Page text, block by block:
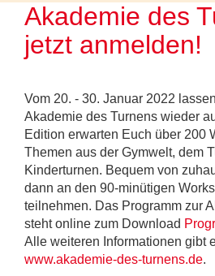
Akademie des
jetzt anmelden!
Vom 20. - 30. Januar 2022
Akademie des Turnens wieder
Edition erwarten Euch über 200
Themen aus der Gymwelt, dem
Kinderturnen. Bequem von
dann an den 90-minütigen
teilnehmen. Das Programm zur
steht online zum Download
Alle weiteren Informationen gibt
www.akademie-des-turnens.de.